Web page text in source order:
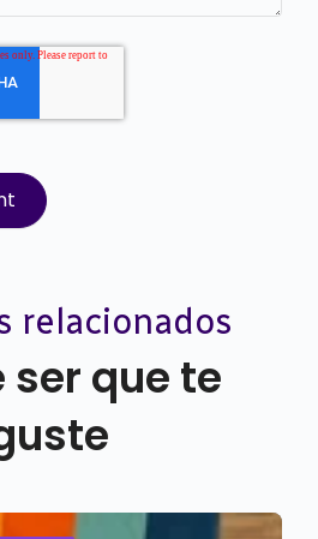
relacionados
ser que te